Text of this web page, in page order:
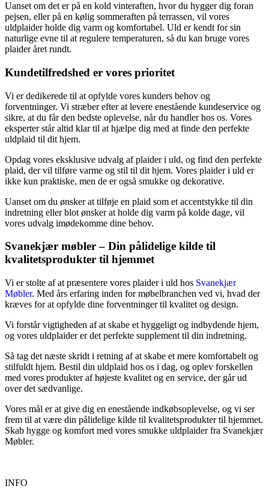
Uanset om det er på en kold vinteraften, hvor du hygger dig foran
pejsen, eller på en kølig sommeraften på terrassen, vil vores
uldplaider holde dig varm og komfortabel. Uld er kendt for sin
naturlige evne til at regulere temperaturen, så du kan bruge vores
plaider året rundt.
Kundetilfredshed er vores prioritet
Vi er dedikerede til at opfylde vores kunders behov og
forventninger. Vi stræber efter at levere enestående kundeservice og
sikre, at du får den bedste oplevelse, når du handler hos os. Vores
eksperter står altid klar til at hjælpe dig med at finde den perfekte
uldplaid til dit hjem.
Opdag vores eksklusive udvalg af plaider i uld, og find den perfekte
plaid, der vil tilføre varme og stil til dit hjem. Vores plaider i uld er
ikke kun praktiske, men de er også smukke og dekorative.
Uanset om du ønsker at tilføje en plaid som et accentstykke til din
indretning eller blot ønsker at holde dig varm på kolde dage, vil
vores udvalg imødekomme dine behov.
Svanekjær møbler – Din pålidelige kilde til
kvalitetsprodukter til hjemmet
Vi er stolte af at præsentere vores plaider i uld hos Svanekjær
Møbler. Med års erfaring inden for møbelbranchen ved vi, hvad der
kræves for at opfylde dine forventninger til kvalitet og design.
Vi forstår vigtigheden af at skabe et hyggeligt og indbydende hjem,
og vores uldplaider er det perfekte supplement til din indretning.
Så tag det næste skridt i retning af at skabe et mere komfortabelt og
stilfuldt hjem. Bestil din uldplaid hos os i dag, og oplev forskellen
med vores produkter af højeste kvalitet og en service, der går ud
over det sædvanlige.
Vores mål er at give dig en enestående indkøbsoplevelse, og vi ser
frem til at være din pålidelige kilde til kvalitetsprodukter til hjemmet.
Skab hygge og komfort med vores smukke uldplaider fra Svanekjær
Møbler.
INFO